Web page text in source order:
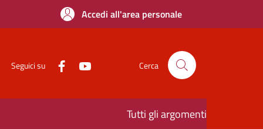
Accedi all'area personale
Seguici su Cerca
Tutti gli argomenti